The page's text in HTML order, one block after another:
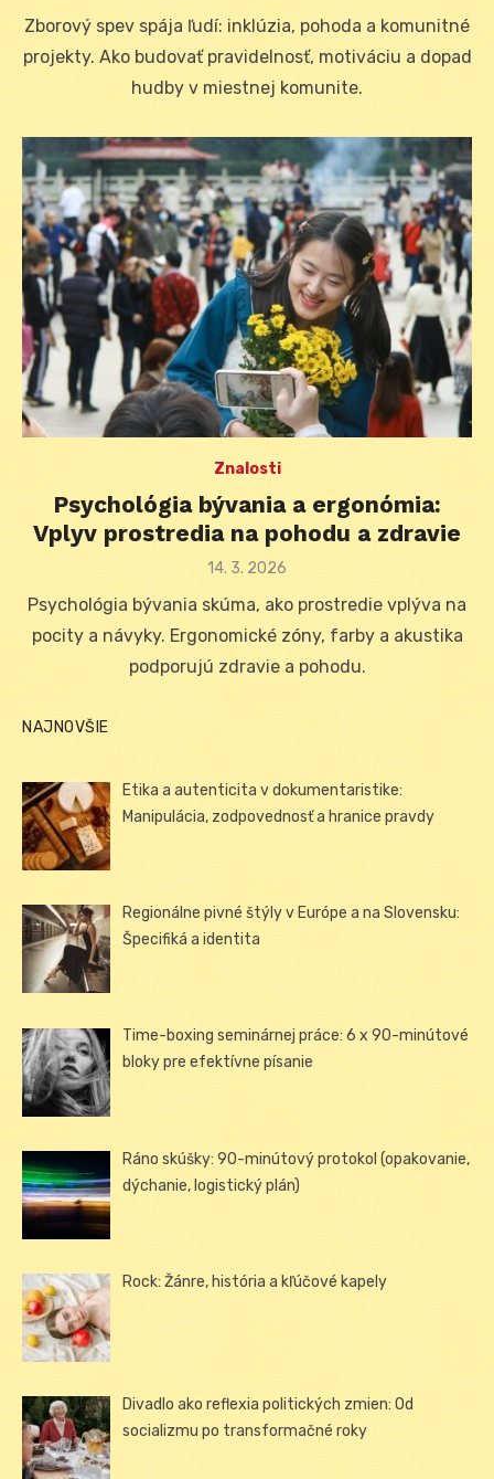
Zborový spev spája ľudí: inklúzia, pohoda a komunitné
projekty. Ako budovať pravidelnosť, motiváciu a dopad
hudby v miestnej komunite.
Znalosti
Psychológia bývania a ergonómia:
Vplyv prostredia na pohodu a zdravie
Posted
14. 3. 2026
Psychológia bývania skúma, ako prostredie vplýva na
pocity a návyky. Ergonomické zóny, farby a akustika
podporujú zdravie a pohodu.
NAJNOVŠIE
Etika a autenticita v dokumentaristike:
Manipulácia, zodpovednosť a hranice pravdy
Regionálne pivné štýly v Európe a na Slovensku:
Špecifiká a identita
Time-boxing seminárnej práce: 6 x 90-minútové
bloky pre efektívne písanie
Ráno skúšky: 90-minútový protokol (opakovanie,
dýchanie, logistický plán)
Rock: Žánre, história a kľúčové kapely
Divadlo ako reflexia politických zmien: Od
socializmu po transformačné roky